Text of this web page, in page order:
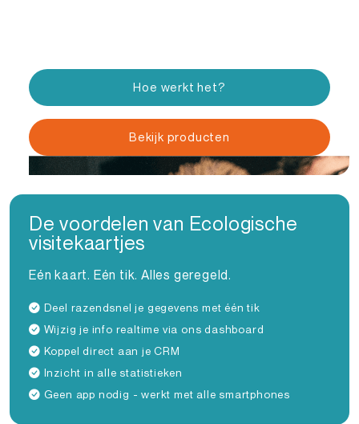
Hoe werkt het?
Bekijk producten
De voordelen van Ecologische
visitekaartjes
Eén kaart. Eén tik. Alles geregeld.
Deel razendsnel je gegevens met één tik
Wijzig je info realtime via ons dashboard
Koppel direct aan je CRM
Inzicht in alle statistieken
Geen app nodig - werkt met alle smartphones